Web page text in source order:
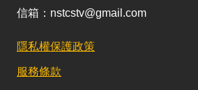
信箱：nstcstv@gmail.com
隱私權保護政策
服務條款